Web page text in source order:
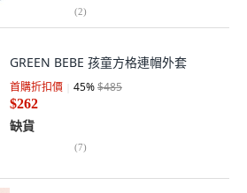
(2)
GREEN BEBE 孩童方格連帽外套
首購折扣價 45%$485
$262
缺貨
(7)